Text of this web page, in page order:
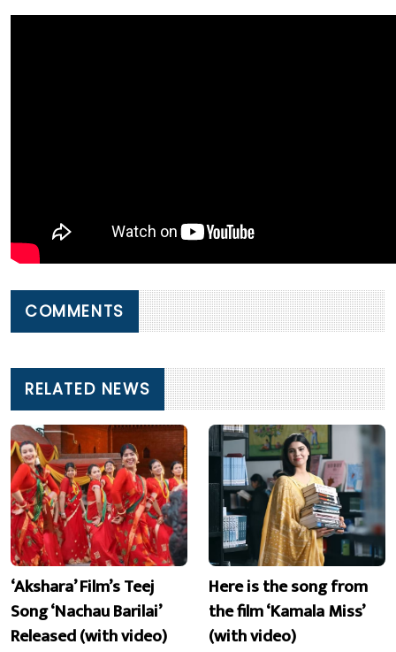
COMMENTS
RELATED NEWS
‘Akshara’ Film’s Teej
Song ‘Nachau Barilai’
Released (with video)
Here is the song from
the film ‘Kamala Miss’
(with video)